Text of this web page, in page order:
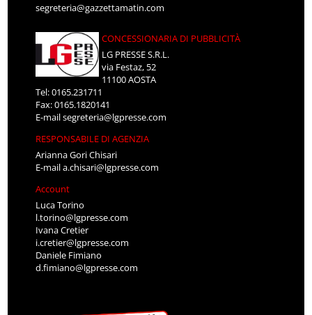
segreteria@gazzettamatin.com
CONCESSIONARIA DI PUBBLICITÀ
LG PRESSE S.R.L.
via Festaz, 52
11100 AOSTA
Tel: 0165.231711
Fax: 0165.1820141
E-mailsegreteria@lgpresse.com
RESPONSABILE DI AGENZIA
Arianna Gori Chisari
E-maila.chisari@lgpresse.com
Account
Luca Torino
l.torino@lgpresse.com
Ivana Cretier
i.cretier@lgpresse.com
Daniele Fimiano
d.fimiano@lgpresse.com